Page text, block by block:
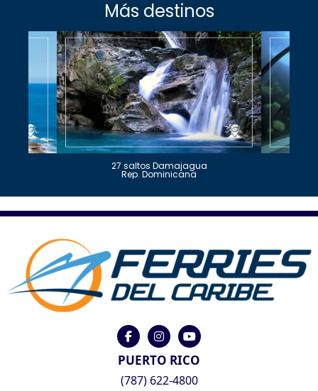
Más destinos
27 saltos Damajagua
Rep. Dominicana
PUERTO RICO
(787) 622-4800